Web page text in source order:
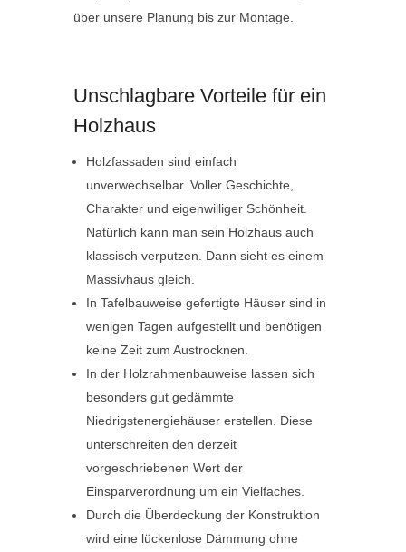
über unsere Planung bis zur Montage.
Unschlagbare Vorteile für ein
Holzhaus
Holzfassaden sind einfach
unverwechselbar. Voller Geschichte,
Charakter und eigenwilliger Schönheit.
Natürlich kann man sein Holzhaus auch
klassisch verputzen. Dann sieht es einem
Massivhaus gleich.
In Tafelbauweise gefertigte Häuser sind in
wenigen Tagen aufgestellt und benötigen
keine Zeit zum Austrocknen.
In der Holzrahmenbauweise lassen sich
besonders gut gedämmte
Niedrigstenergiehäuser erstellen. Diese
unterschreiten den derzeit
vorgeschriebenen Wert der
Einsparverordnung um ein Vielfaches.
Durch die Überdeckung der Konstruktion
wird eine lückenlose Dämmung ohne